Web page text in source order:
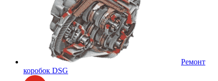
Ремонт
коробок DSG